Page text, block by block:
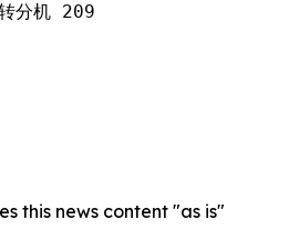
分机 209
this news content "as is"